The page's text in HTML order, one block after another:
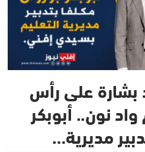
بشارة على رأس
نون.. أبوبكر
مديرية…